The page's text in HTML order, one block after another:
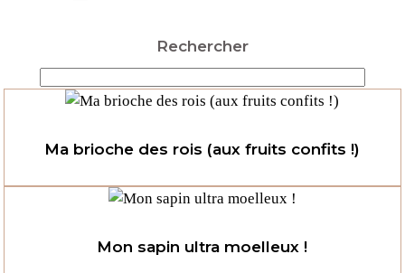
Rechercher
Ma brioche des rois (aux fruits confits !)
Mon sapin ultra moelleux !